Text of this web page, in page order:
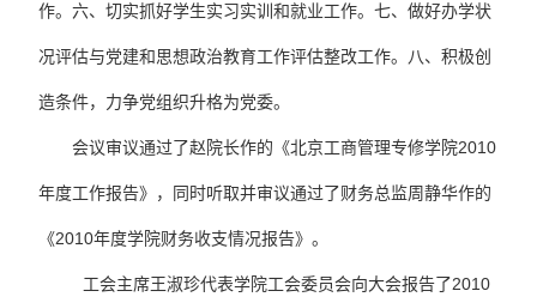
作。六、切实抓好学生实习实训和就业工作。七、做好办学状
况评估与党建和思想政治教育工作评估整改工作。八、积极创
造条件，力争党组织升格为党委。
会议审议通过了赵院长作的《北京工商管理专修学院2010
年度工作报告》，同时听取并审议通过了财务总监周静华作的
《2010年度学院财务收支情况报告》。
工会主席王淑珍代表学院工会委员会向大会报告了2010